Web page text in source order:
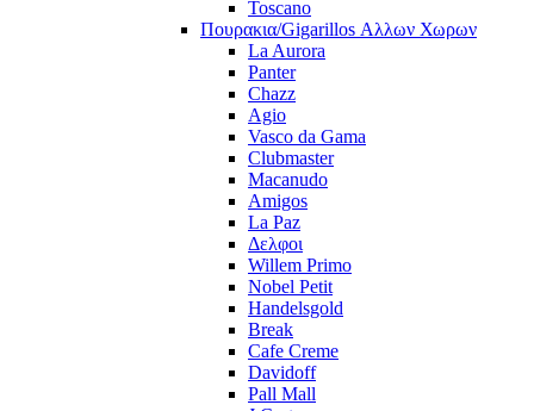
Toscano
Πουρακια/Gigarillos Αλλων Χωρων
La Aurora
Panter
Chazz
Agio
Vasco da Gama
Clubmaster
Macanudo
Amigos
La Paz
Δελφοι
Willem Primo
Nobel Petit
Handelsgold
Break
Cafe Creme
Davidoff
Pall Mall